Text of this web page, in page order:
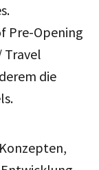
Pre-Opening
Travel
die